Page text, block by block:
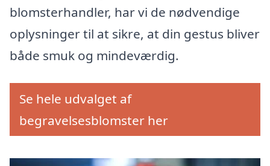
blomsterhandler, har vi de nødvendige
oplysninger til at sikre, at din gestus bliver
både smuk og mindeværdig.
Se hele udvalget af
begravelsesblomster her